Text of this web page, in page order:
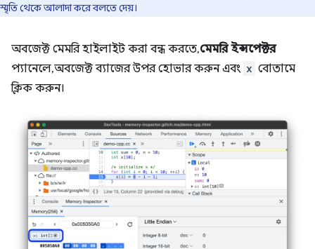
স্মৃতি থেকে আলাদা করে বলতে দেয়।
অবজেক্ট মেমরি হাইলাইট করা বন্ধ করতে,মেমরি ইন্সপেক্টর
প্যানেলে, অবজেক্ট ব্যাজের উপর হোভার করুন এবং x বোতামে
ক্লিক করুন।